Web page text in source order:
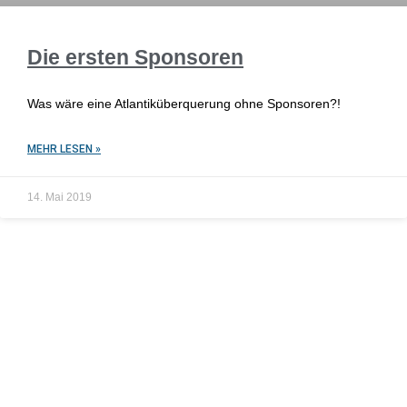
Die ersten Sponsoren
Was wäre eine Atlantiküberquerung ohne Sponsoren?!
MEHR LESEN »
14. Mai 2019